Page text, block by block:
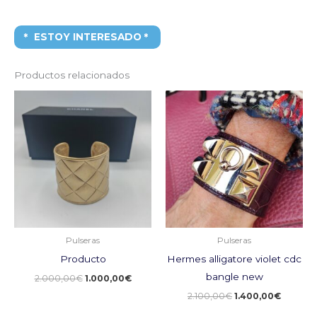
ESTOY INTERESADO
Productos relacionados
Pulseras
Producto
2.000,00€
precio
original
2.000,00€.
1.000,00€
actual
es:
1.000,00€.
Pulseras
Hermes alligatore violet cdc
bangle new
2.100,00€
El
precio
original
era:
2.100,00€.
1.400,00€
El
precio
actual
es: